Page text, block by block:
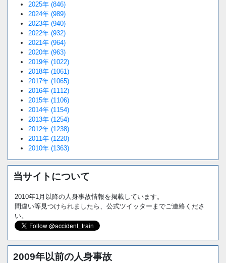
2025年 (846)
2024年 (989)
2023年 (940)
2022年 (932)
2021年 (964)
2020年 (963)
2019年 (1022)
2018年 (1061)
2017年 (1065)
2016年 (1112)
2015年 (1106)
2014年 (1154)
2013年 (1254)
2012年 (1238)
2011年 (1220)
2010年 (1363)
当サイトについて
2010年1月以降の人身事故情報を掲載しています。
間違い等見つけられましたら、公式ツイッターまでご連絡くださ
い。
2009年以前の人身事故